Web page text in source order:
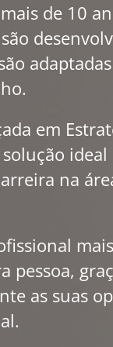
de 10
em
na
pessoa,
as suas